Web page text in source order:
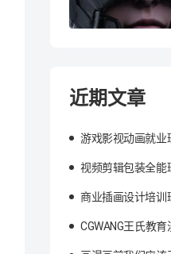
近期文章
游戏影视动画就业
视频剪辑包装全能
商业插画设计培训
CGWANG王氏教